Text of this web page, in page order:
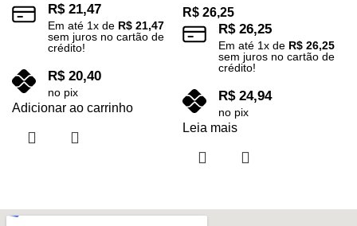
R$21,47
Em até 1x de R$ 21,47
sem juros no cartão de
crédito!
R$20,40
no pix
Adicionar ao carrinho
R$ 26,25
R$26,25
Em até 1x de R$ 26,25
sem juros no cartão de
crédito!
R$24,94
no pix
Leia mais